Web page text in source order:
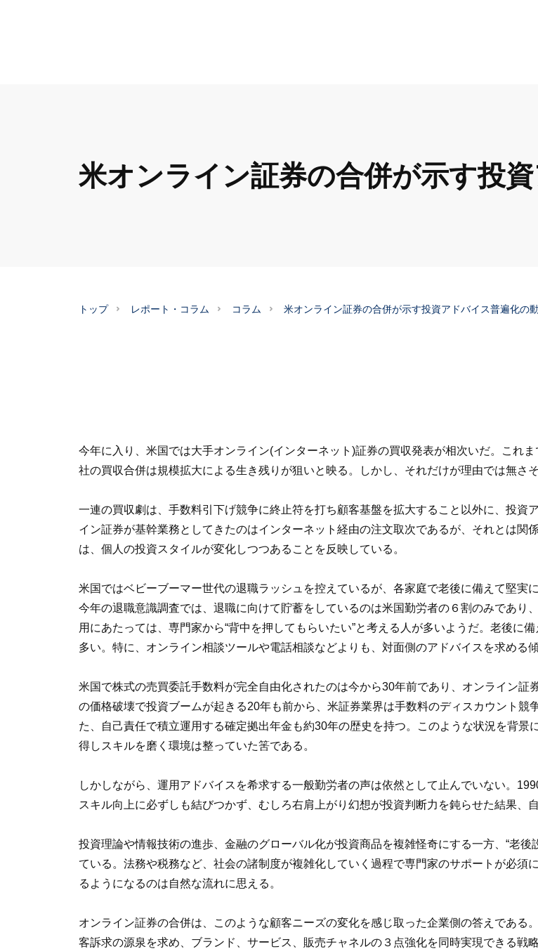
米オンライン証券の合併が示す投
トップ レポート・コラム コラム 米オンライン証券の合併が示す投資アドバイス普遍化の
今年に入り、米国では大手オンライン(インターネット)証券の買収発表が相次いだ。これ
社の買収合併は規模拡大による生き残りが狙いと映る。しかし、それだけが理由では無さそ
一連の買収劇は、手数料引下げ競争に終止符を打ち顧客基盤を拡大すること以外に、投資
イン証券が基幹業務としてきたのはインターネット経由の注文取次であるが、それとは関
は、個人の投資スタイルが変化しつつあることを反映している。
米国ではベビーブーマー世代の退職ラッシュを控えているが、各家庭で老後に備えて堅実
今年の退職意識調査では、退職に向けて貯蓄をしているのは米国勤労者の６割のみであり
用にあたっては、専門家から“背中を押してもらいたい”と考える人が多いようだ。老後に
多い。特に、オンライン相談ツールや電話相談などよりも、対面側のアドバイスを求める
米国で株式の売買委託手数料が完全自由化されたのは今から30年前であり、オンライン
の価格破壊で投資ブームが起きる20年も前から、米証券業界は手数料のディスカウント競
た、自己責任で積立運用する確定拠出年金も約30年の歴史を持つ。このような状況を背
得しスキルを磨く環境は整っていた筈である。
しかしながら、運用アドバイスを希求する一般勤労者の声は依然として止んでいない。
スキル向上に必ずしも結びつかず、むしろ右肩上がり幻想が投資判断力を鈍らせた結果、
投資理論や情報技術の進歩、金融のグローバル化が投資商品を複雑怪奇にする一方、“老
ている。法務や税務など、社会の諸制度が複雑化していく過程で専門家のサポートが必
るようになるのは自然な流れに思える。
オンライン証券の合併は、このような顧客ニーズの変化を感じ取った企業側の答えであ
客訴求の源泉を求め、ブランド、サービス、販売チャネルの３点強化を同時実現できる戦